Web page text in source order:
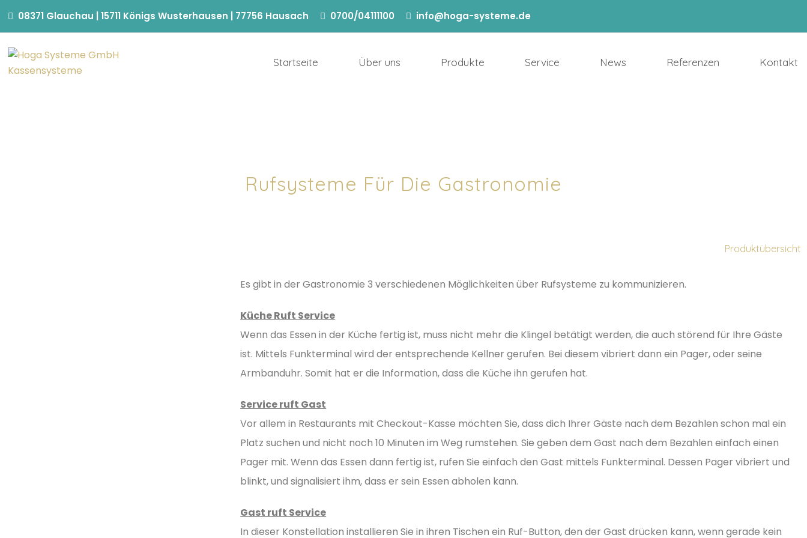
08371 Glauchau | 15711 Königs Wusterhausen | 77756 Hausach 0700/04111100 info@hoga-systeme.de
Startseite Über uns Produkte Service News Referenzen Kontakt
Rufsysteme Für Die Gastronomie
Produktübersicht
Es gibt in der Gastronomie 3 verschiedenen Möglichkeiten über Rufsysteme zu kommunizieren.
Küche Ruft Service
Wenn das Essen in der Küche fertig ist, muss nicht mehr die Klingel betätigt werden, die auch störend für Ihre Gäste
ist. Mittels Funkterminal wird der entsprechende Kellner gerufen. Bei diesem vibriert dann ein Pager, oder seine
Armbanduhr. Somit hat er die Information, dass die Küche ihn gerufen hat.
Service ruft Gast
Vor allem in Restaurants mit Checkout-Kasse möchten Sie, dass dich Ihrer Gäste nach dem Bezahlen schon mal ein
Platz suchen und nicht noch 10 Minuten im Weg rumstehen. Sie geben dem Gast nach dem Bezahlen einfach einen
Pager mit. Wenn das Essen dann fertig ist, rufen Sie einfach den Gast mittels Funkterminal. Dessen Pager vibriert und
blinkt, und signalisiert ihm, dass er sein Essen abholen kann.
Gast ruft Service
In dieser Konstellation installieren Sie in ihren Tischen ein Ruf-Button, den der Gast drücken kann, wenn gerade kein